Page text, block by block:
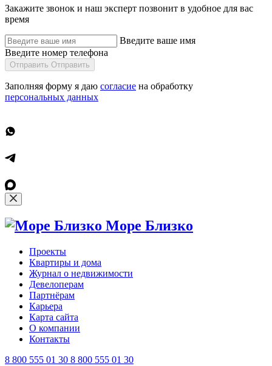
Закажите звонок и наш эксперт позвонит в удобное для вас
время
Введите ваше имя
Введите номер телефона
Отправить Отправить
Заполняя форму я даю согласие на обработку
персональных данных
Море Близко
Проекты
Квартиры и дома
Журнал о недвижимости
Девелоперам
Партнёрам
Карьера
Карта сайта
О компании
Контакты
8 800 555 01 30 8 800 555 01 30